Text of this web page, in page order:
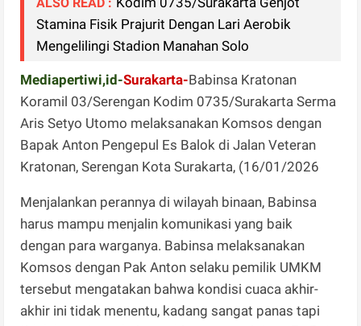
Stamina Fisik Prajurit Dengan Lari Aerobik
Mengelilingi Stadion Manahan Solo
Mediapertiwi,id-Surakarta-Babinsa Kratonan
Koramil 03/Serengan Kodim 0735/Surakarta Serma
Aris Setyo Utomo melaksanakan Komsos dengan
Bapak Anton Pengepul Es Balok di Jalan Veteran
Kratonan, Serengan Kota Surakarta, (16/01/2026
Menjalankan perannya di wilayah binaan, Babinsa
harus mampu menjalin komunikasi yang baik
dengan para warganya. Babinsa melaksanakan
Komsos dengan Pak Anton selaku pemilik UMKM
tersebut mengatakan bahwa kondisi cuaca akhir-
akhir ini tidak menentu, kadang sangat panas tapi